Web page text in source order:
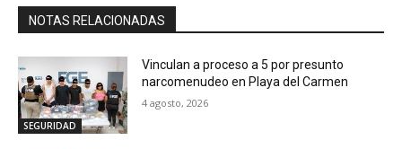
NOTAS RELACIONADAS
SEGURIDAD
Vinculan a proceso a 5 por presunto
narcomenudeo en Playa del Carmen
4 agosto, 2026